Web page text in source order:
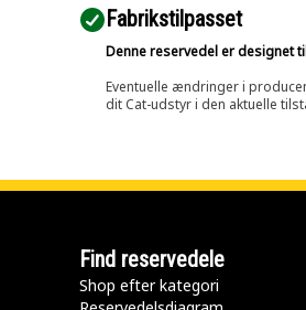
Fabrikstilpasset
Denne reservedel er designet
Eventuelle ændringer i
dit Cat-udstyr i den aktuelle
Find reservedele
Shop efter kategori